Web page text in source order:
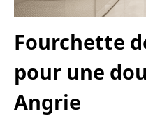
Fourchette
pour une
Angrie